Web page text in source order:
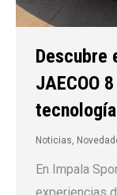
Descubre
JAECOO
Noticias,
En Impala